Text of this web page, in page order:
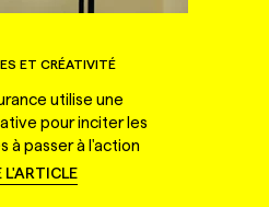
ET CRÉATIVITÉ
utilise une
pour inciter les
à passer à l'action
L'ARTICLE